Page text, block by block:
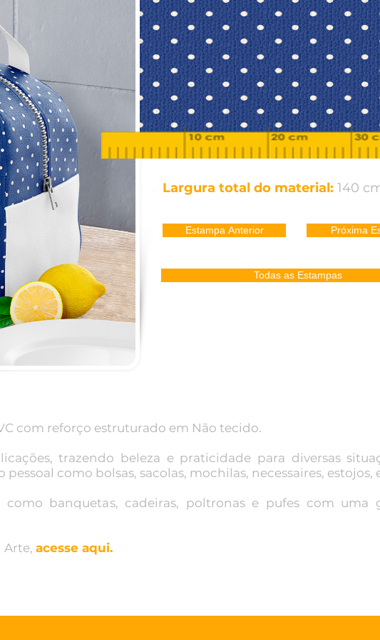
Estampa Anterior Próxima
Todas as Estampas
Largura total do material: 140
com reforço estruturado em Não tecido.
trazendo beleza e praticidade para diversas
como bolsas, sacolas, mochilas, necessaires, estojos,
banquetas, cadeiras, poltronas e pufes com uma
Arte, acesse aqui.